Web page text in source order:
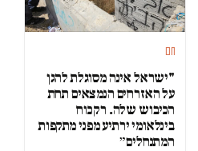
חם
"ישראל אינה מסוגלת להגן
על האזרחים הנמצאים תחת
הכיבוש שלה. רק כוח
בינלאומי ירתיע מפני מתקפות
המתנחלים״